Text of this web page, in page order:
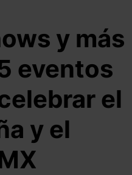
y más
eventos
el
y el